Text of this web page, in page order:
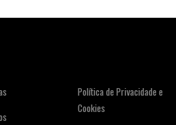
Política de Privacidade e
Cookies